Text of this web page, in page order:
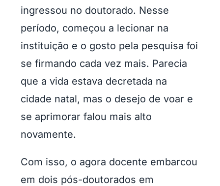
ingressou no doutorado. Nesse
período, começou a lecionar na
instituição e o gosto pela pesquisa foi
se firmando cada vez mais. Parecia
que a vida estava decretada na
cidade natal, mas o desejo de voar e
se aprimorar falou mais alto
novamente.
Com isso, o agora docente embarcou
em dois pós-doutorados em